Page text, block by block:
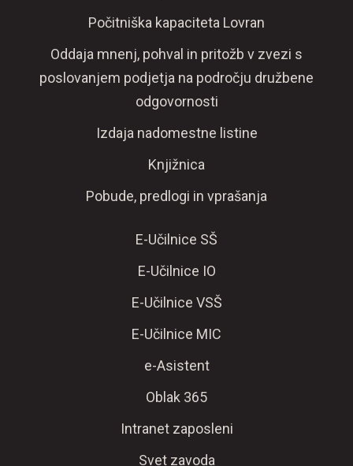
Počitniška kapaciteta Lovran
Oddaja mnenj, pohval in pritožb v zvezi s
poslovanjem podjetja na področju družbene
odgovornosti
Izdaja nadomestne listine
Knjižnica
Pobude, predlogi in vprašanja
E-Učilnice SŠ
E-Učilnice IO
E-Učilnice VSŠ
E-Učilnice MIC
e-Asistent
Oblak 365
Intranet zaposleni
Svet zavoda